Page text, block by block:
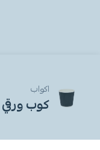
اكواب
كوب ورقي